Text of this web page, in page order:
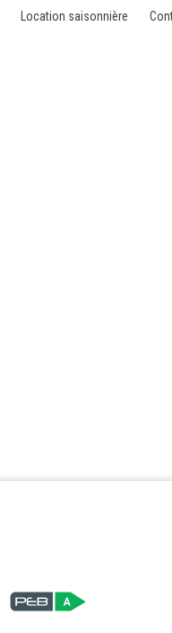
Location saisonnière